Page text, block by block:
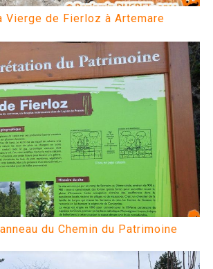
Vierge de Fierloz à Artemare
du Chemin du Patrimoine